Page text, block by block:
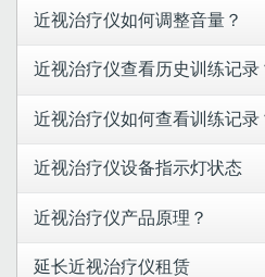
近视治疗仪如何调整音量？
近视治疗仪查看历史训练记录
近视治疗仪如何查看训练记录
近视治疗仪设备指示灯状态
近视治疗仪产品原理？
延长近视治疗仪租赁